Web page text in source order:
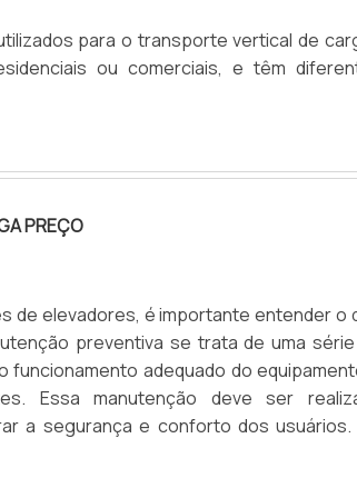
de todos.A Montville Elevadores é
no segmento pela idoneidade em
dos clientes de ponta a ponta.
para o transporte vertical de
ou comerciais, e têm
PREÇO
de elevadores, é importante entender o
preventiva se trata de uma
funcionamento adequado do
Essa manutenção deve ser
a segurança e conforto dos usuários.
a Elevadores Hertz, possuem
realizar a manutenção preventiva.